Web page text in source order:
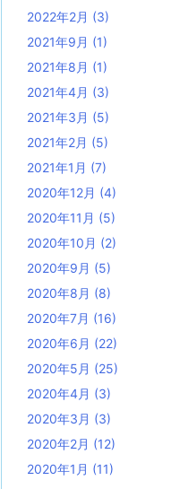
2022年2月 (3)
2021年9月 (1)
2021年8月 (1)
2021年4月 (3)
2021年3月 (5)
2021年2月 (5)
2021年1月 (7)
2020年12月 (4)
2020年11月 (5)
2020年10月 (2)
2020年9月 (5)
2020年8月 (8)
2020年7月 (16)
2020年6月 (22)
2020年5月 (25)
2020年4月 (3)
2020年3月 (3)
2020年2月 (12)
2020年1月 (11)